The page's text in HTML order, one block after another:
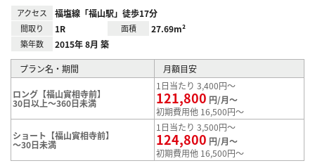
アクセス 福塩線「福山駅」徒歩17分
間取り 1R 面積 27.69m²
築年数 2015年 8月 築
プラン名・期間 月額目安
ロング【福山實相寺前】
30日以上～360日未満
1日当たり 3,400円～
121,800 円/月～
初期費用他 16,500円～
ショート【福山實相寺前】
～30日未満
1日当たり 3,500円～
124,800 円/月～
初期費用他 16,500円～